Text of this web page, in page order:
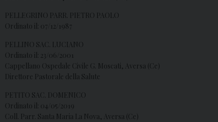
PELLEGRINO PARR. PIETRO PAOLO
Ordinato il: 07/12/1987
PELLINO SAC. LUCIANO
Ordinato il: 23/06/2001
Cappellano Ospedale Civile G. Moscati, Aversa (Ce)
Direttore Pastorale della Salute
PETITO SAC. DOMENICO
Ordinato il: 04/05/2019
Coll. Parr. Santa Maria La Nova, Aversa (Ce)